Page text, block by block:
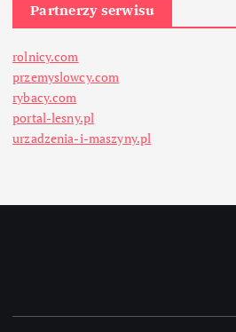
Partnerzy serwisu
rolnicy.com
przemyslowcy.com
rybacy.com
portal-lesny.pl
urzadzenia-i-maszyny.pl